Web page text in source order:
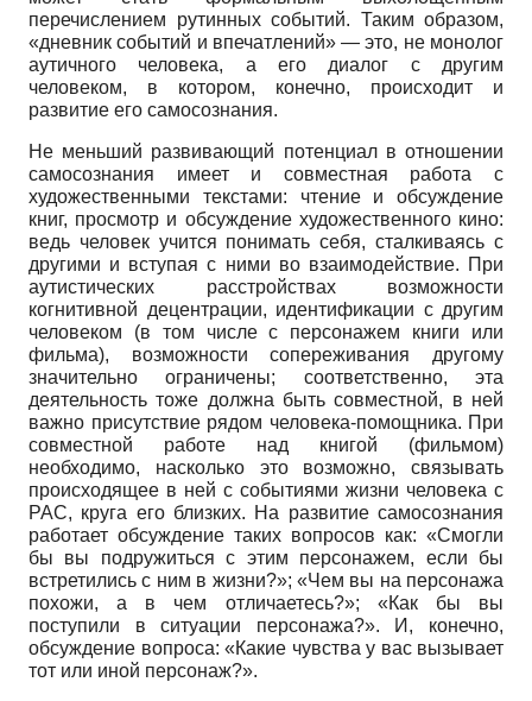
перечислением рутинных событий. Таким образом,
«дневник событий и впечатлений» — это, не монолог
аутичного человека, а его диалог с другим
человеком, в котором, конечно, происходит и
развитие его самосознания.
Не меньший развивающий потенциал в отношении
самосознания имеет и совместная работа с
художественными текстами: чтение и обсуждение
книг, просмотр и обсуждение художественного кино:
ведь человек учится понимать себя, сталкиваясь с
другими и вступая с ними во взаимодействие. При
аутисти­ческих расстройствах возможности
когнитивной децентрации, идентификации с другим
человеком (в том числе с персонажем книги или
фильма), возможности сопереживания другому
значительно ограничены; соответственно, эта
деятельность тоже должна быть совместной, в ней
важно присутствие рядом человека-помощника. При
совместной работе над книгой (фильмом)
необходимо, насколько это возможно, связывать
происходящее в ней с событиями жизни человека с
РАС, круга его близких. На развитие самосознания
работает обсуждение таких вопросов как: «Смогли
бы вы подружиться с этим персонажем, если бы
встретились с ним в жизни?»; «Чем вы на персонажа
похожи, а в чем отличаетесь?»; «Как бы вы
поступили в ситуации персонажа?». И, конечно,
обсуждение вопроса: «Какие чувства у вас вызывает
тот или иной персонаж?».